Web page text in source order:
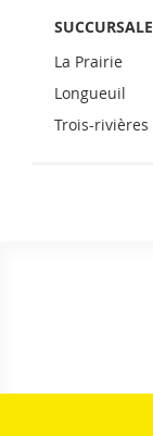
SUCCURSALE
La Prairie
Longueuil
Trois-rivières